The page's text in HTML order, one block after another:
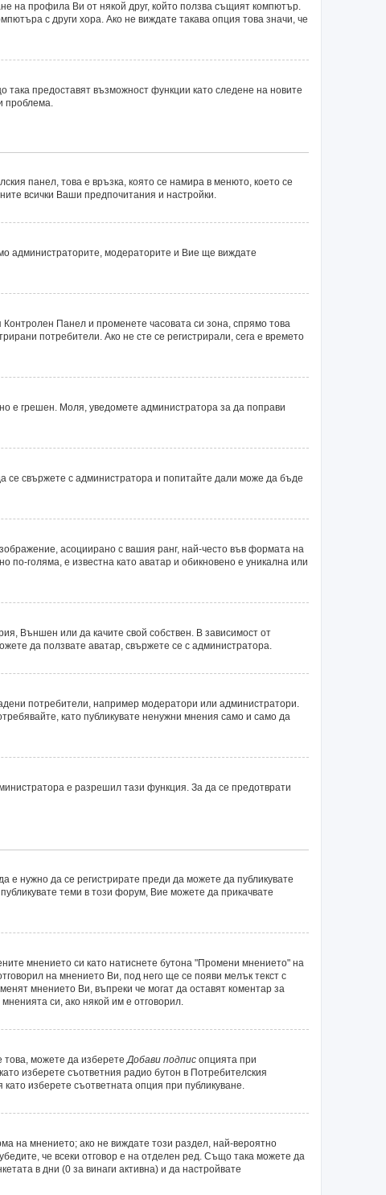
на профила Ви от някой друг, който ползва същият компютър.
с други хора. Ако не виждате такава опция това значи, че
така предоставят възможност функции като следене на новите
проблема.
панел, това е връзка, която се намира в менюто, което се
всички Ваши предпочитания и настройки.
администраторите, модераторите и Вие ще виждате
Панел и променете часовата си зона, спрямо това
потребители. Ако не сте се регистрирали, сега е времето
е грешен. Моля, уведомете администратора за да поправи
свържете с администратора и попитайте дали може да бъде
асоциирано с вашия ранг, най-често във формата на
по-голяма, е известна като аватар и обикновено е уникална или
Външен или да качите свой собствен. В зависимост от
да ползвате аватар, свържете се с администратора.
потребители, например модератори или администратори.
като публикувате ненужни мнения само и само да
е разрешил тази функция. За да се предотврати
е нужно да се регистрирате преди да можете да публикувате
теми в този форум, Вие можете да прикачвате
мнението си като натиснете бутона "Промени мнението" на
на мнението Ви, под него ще се появи мелък текст с
мнението Ви, въпреки че могат да оставят коментар за
си, ако някой им е отговорил.
това, можете да изберетеДобави подпис опцията при
изберете съответния радио бутон в Потребителския
изберете съответната опция при публикуване.
на мнението; ако не виждате този раздел, най-вероятно
че всеки отговор е на отделен ред. Също така можете да
в дни (0 за винаги активна) и да настройвате